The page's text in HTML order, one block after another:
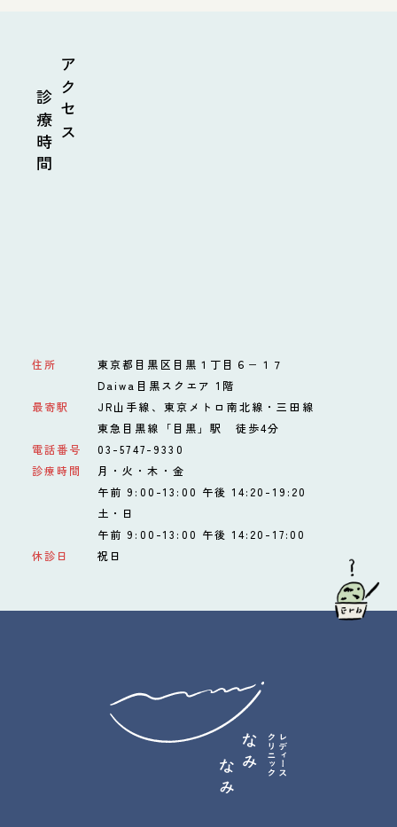
アクセス
診療時間
住所
東京都目黒区目黒１丁目６−１７
Daiwa目黒スクエア 1階
最寄駅
JR山手線、東京メトロ南北線・三田線
東急目黒線「目黒」駅 徒歩4分
電話番号
03-5747-9330
診療時間
月・火・木・金
午前 9:00-13:00 午後 14:20-19:20
土・日
午前 9:00-13:00 午後 14:20-17:00
休診日
祝日